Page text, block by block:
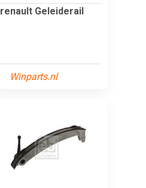
renault Geleiderail
Winparts.nl